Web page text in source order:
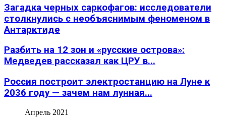
Загадка черных саркофагов: исследователи
столкнулись с необъяснимым феноменом в
Антарктиде
Разбить на 12 зон и «русские острова»:
Медведев рассказал как ЦРУ в...
Россия построит электростанцию на Луне к
2036 году — зачем нам лунная...
Апрель 2021